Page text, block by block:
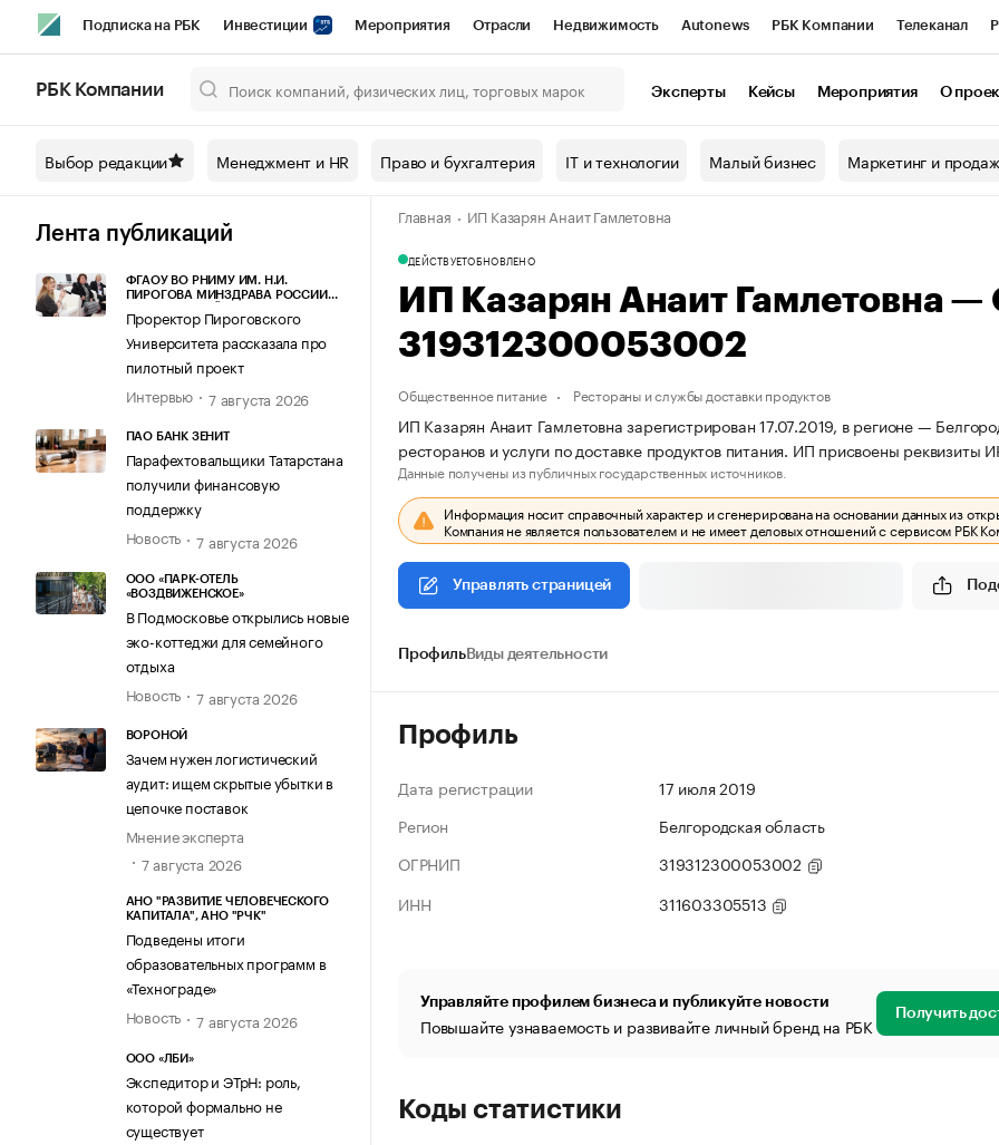
Подписка на РБК Инвестиции Мероприятия Отрасли Недвижимость Autonews РБК Компании Телеканал
Спецпроекты СПб Конференции СПб Спецпроекты Проверка контрагентов
Технологии и медиа Рынок наличной валюты
РБК Компании Эксперты Кейсы Мероприятия О
Выбор редакции Менеджмент и HR Право и бухгалтерия IT и технологии Малый бизнес Маркетинг и
Лента публикаций
ФГАОУ ВО РНИМУ ИМ. Н.И.
ПИРОГОВА МИНЗДРАВА РОССИИ
Проректор Пироговского
Университета рассказала про
пилотный проект
Интервью
7 августа 2026
ПАО БАНК ЗЕНИТ
Парафехтовальщики Татарстана
получили финансовую
поддержку
Новость
7 августа 2026
ООО «ПАРК-ОТЕЛЬ
«ВОЗДВИЖЕНСКОЕ»
В Подмосковье открылись новые
эко-коттеджи для семейного
отдыха
Новость
7 августа 2026
ВОРОНОЙ
Зачем нужен логистический
аудит: ищем скрытые убытки в
цепочке поставок
Мнение эксперта
7 августа 2026
АНО "РАЗВИТИЕ ЧЕЛОВЕЧЕСКОГО
КАПИТАЛА", АНО "РЧК"
Подведены итоги
образовательных программ в
«Технограде»
Новость
7 августа 2026
ООО «ЛБИ»
Экспедитор и ЭТрН: роль,
которой формально не
существует
Главная ИП Казарян Анаит Гамлетовна
ДЕЙСТВУЕТОБНОВЛЕНО
ИП Казарян Анаит Гамлетовна
319312300053002
Общественное питание Рестораны и службы доставки продуктов
ИП Казарян Анаит Гамлетовна зарегистрирован 17.07.2019, в регионе —
ресторанов и услуги по доставке продуктов питания. ИП присвоены
Данные получены из публичных государственных источников.
Информация носит справочный характер и сгенерирована на основании данных из
Компания не является пользователем и не имеет деловых отношений с сервисом РБК
Управлять страницей
ПрофильВиды деятельности
Профиль
Дата регистрации
17 июля 2019
Регион
Белгородская область
ОГРНИП
319312300053002
ИНН
311603305513
Управляйте профилем бизнеса и публикуйте новости
Повышайте узнаваемость и развивайте личный бренд на РБК Получить
Коды статистики